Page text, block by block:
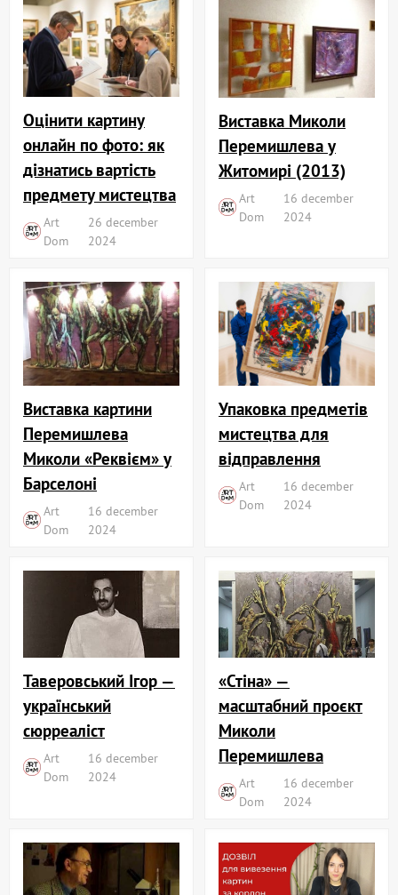
Оцінити картину
онлайн по фото: як
дізнатись вартість
предмету мистецтва
Art
Dom
26 december
2024
Виставка Миколи
Перемишлева у
Житомирі (2013)
Art
Dom
16 december
2024
Виставка картини
Перемишлева
Миколи «Реквієм» у
Барселоні
Art
Dom
16 december
2024
Упаковка предметів
мистецтва для
відправлення
Art
Dom
16 december
2024
Таверовський Ігор —
український
сюрреаліст
Art
Dom
16 december
2024
«Стіна» —
масштабний проєкт
Миколи
Перемишлева
Art
Dom
16 december
2024